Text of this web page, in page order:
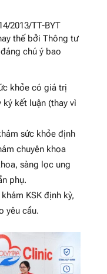
2013/TT-BYT
thế bởi Thông tư
chú ý bao
khỏe có giá trị
kết luận (thay vì
sức khỏe định
chuyên khoa
sàng lọc ung
phụ.
KSK định kỳ,
yêu cầu.